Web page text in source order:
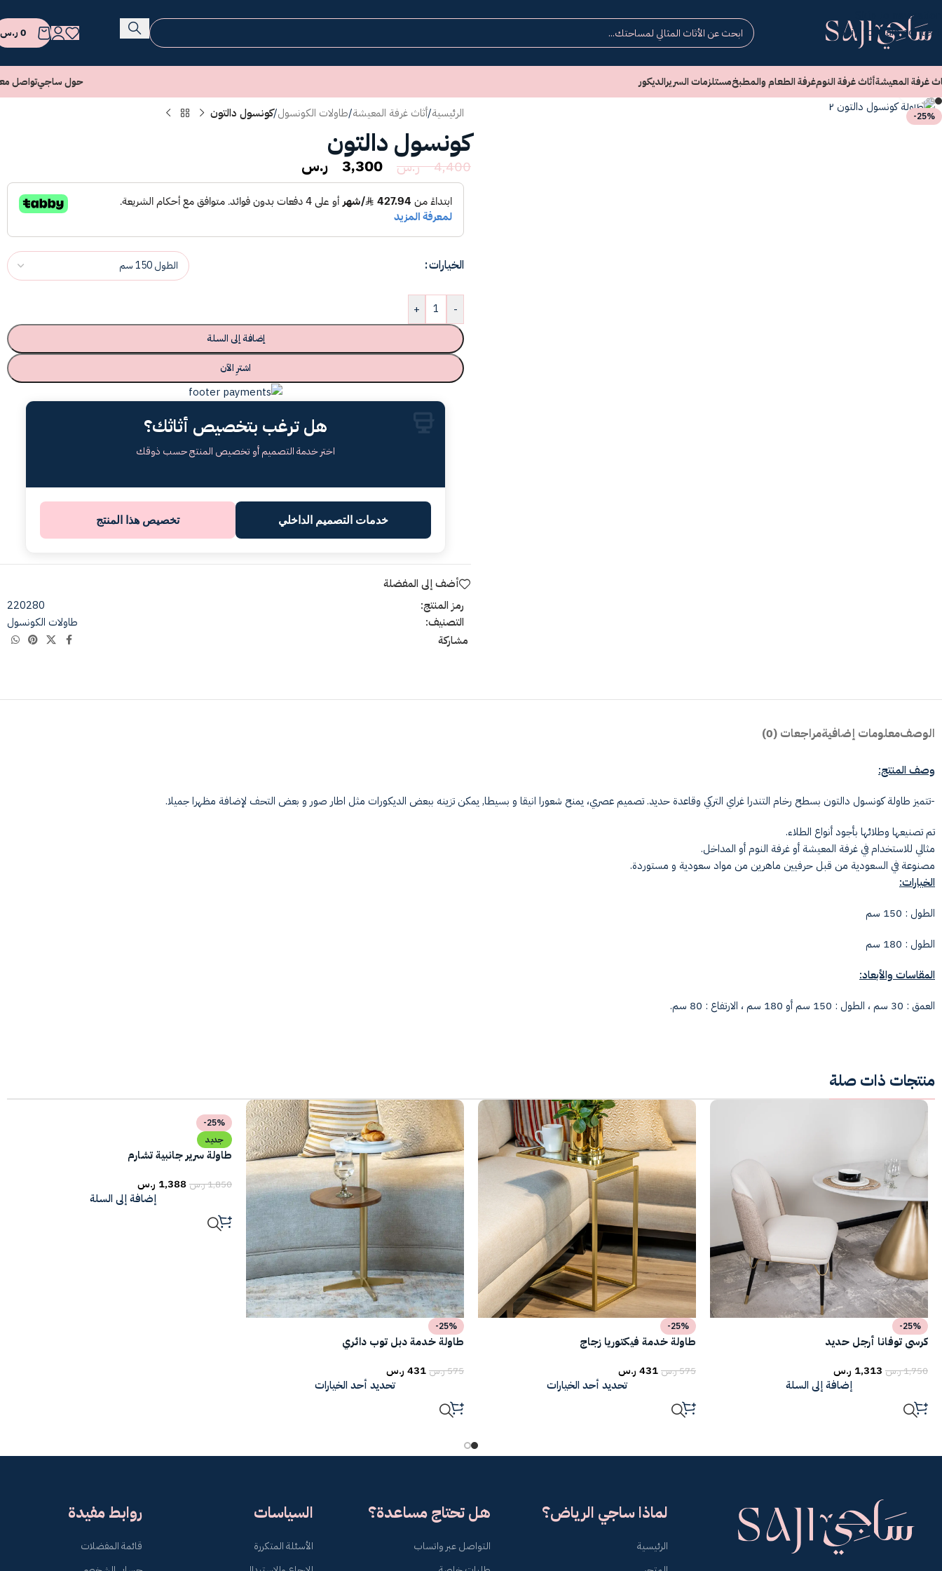
Skip to navigation
Skip to main content
0ر.س
غرفة المعيشةأثاث غرفة النومغرفة الطعام والمطبخمستلزمات السريرالديكور حول ساجيتواصل
-25%
انقر للتكبير
الرئيسية/أثاث غرفة المعيشة/طاولات الكونسول/كونسول دالتون
كونسول دالتون
4,400 ر.س 3,300 ر.س
الخيارات
-
+
إضافة إلى السلة
اشترِ الآن
هل ترغب بتخصيص أثاثك؟
اختر خدمة التصميم أو تخصيص المنتج حسب ذوقك
خدمات التصميم الداخلي تخصيص هذا المنتج
أضف إلى المفضلة
رمز المنتج:
220280
التصنيف:
طاولات الكونسول
مشاركة
الوصفمعلومات إضافيةمراجعات (0)
وصف المنتج:
-تتميز طاولة كونسول دالتون بسطح رخام التندرا غراي التركي وقاعدة حديد. تصميم عصري، يمنح شعورا انيقا و بسيطا, يمكن تزينه ببعض الديكورات مثل اطار صور و بعض التحف لإضافة مظهرا جميلا.
تم تصنيعها وطلائها بأجود أنواع الطلاء.
مثالي للاستخدام في غرفة المعيشة أو غرفة النوم أو المداخل.
مصنوعة في السعودية من قبل حرفيين ماهرين من مواد سعودية و مستوردة.
الخيارات:
الطول : 150 سم
الطول : 180 سم
المقاسات والأبعاد:
العمق : 30 سم ، الطول : 150 سم أو 180 سم ، الارتفاع : 80 سم.
منتجات ذات صلة
-25%
كرسي توفانا أرجل حديد
1,750ر.س 1,313 ر.س
إضافة إلى السلة
-25%
طاولة خدمة فيكتوريا زجاج
575ر.س431 ر.س
تحديد أحد الخيارات
-25%
طاولة خدمة دبل توب دائري
575ر.س431 ر.س
تحديد أحد الخيارات
-25%
جديد
طاولة سرير جانبية تشارم
1,850ر.س1,388 ر.س
إضافة إلى السلة
لماذا ساجي الرياض؟
الرئيسية
هل تحتاج مساعدة؟
التواصل عبر واتساب
السياسات
الأسئلة المتكررة
روابط مفيدة
قائمة المفضلات